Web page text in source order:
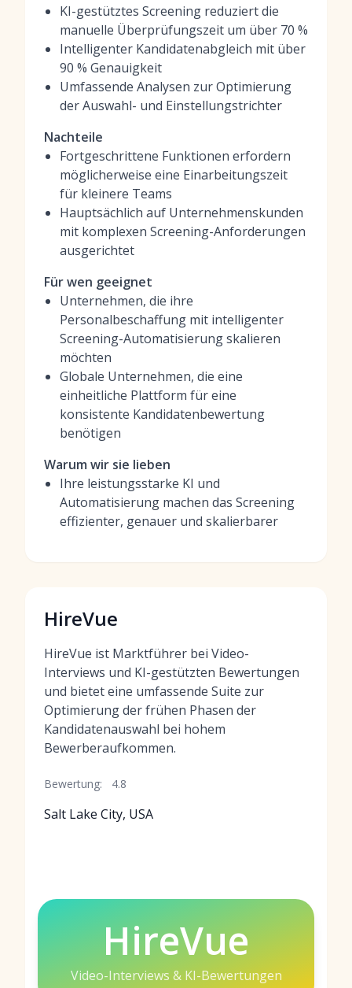
KI-gestütztes Screening reduziert die
manuelle Überprüfungszeit um über 70 %
Intelligenter Kandidatenabgleich mit über
90 % Genauigkeit
Umfassende Analysen zur Optimierung
der Auswahl- und Einstellungstrichter
Nachteile
Fortgeschrittene Funktionen erfordern
möglicherweise eine Einarbeitungszeit
für kleinere Teams
Hauptsächlich auf Unternehmenskunden
mit komplexen Screening-Anforderungen
ausgerichtet
Für wen geeignet
Unternehmen, die ihre
Personalbeschaffung mit intelligenter
Screening-Automatisierung skalieren
möchten
Globale Unternehmen, die eine
einheitliche Plattform für eine
konsistente Kandidatenbewertung
benötigen
Warum wir sie lieben
Ihre leistungsstarke KI und
Automatisierung machen das Screening
effizienter, genauer und skalierbarer
HireVue
HireVue ist Marktführer bei Video-
Interviews und KI-gestützten Bewertungen
und bietet eine umfassende Suite zur
Optimierung der frühen Phasen der
Kandidatenauswahl bei hohem
Bewerberaufkommen.
Bewertung: 4.8
Salt Lake City, USA
HireVue
Video-Interviews & KI-Bewertungen